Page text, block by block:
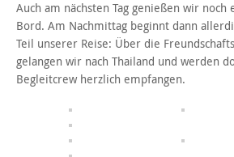
Auch am nächsten Tag genießen wir noch
Bord. Am Nachmittag beginnt dann
Teil unserer Reise: Über die
gelangen wir nach Thailand und werden
Begleitcrew herzlich empfangen.